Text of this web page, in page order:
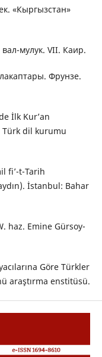
«Кыргызстан»
мулук. VII. Каир.
Фрунзе.
İlk Kur’an
Türk dil kurumu
fi’-t-Tarih
İstanbul: Bahar
haz. Emine Gürsoy-
Göre Türkler
araştırma enstitüsü.